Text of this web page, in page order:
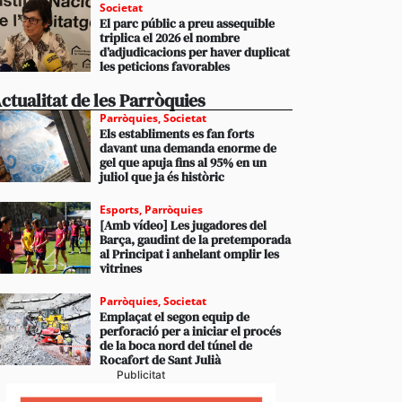
es fan forts davant una demanda
en un juliol que ja és històric
Societat
El parc públic a preu assequible
triplica el 2026 el nombre
d’adjudicacions per haver duplicat
les peticions favorables
de les Parròquies
Parròquies,Societat
Els establiments es fan forts
davant una demanda enorme de
gel que apuja fins al 95% en un
juliol que ja és històric
Esports, Parròquies
[Amb vídeo] Les jugadores del
Barça, gaudint de la pretemporada
al Principat i anhelant omplir les
vitrines
Parròquies,Societat
Emplaçat el segon equip de
perforació per a iniciar el procés
de la boca nord del túnel de
Rocafort de Sant Julià
Publicitat